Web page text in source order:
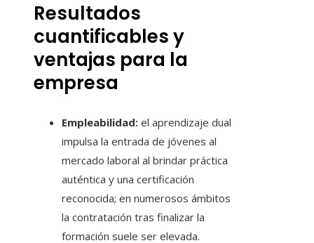
Resultados
cuantificables y
ventajas para la
empresa
Empleabilidad: el aprendizaje dual
impulsa la entrada de jóvenes al
mercado laboral al brindar práctica
auténtica y una certificación
reconocida; en numerosos ámbitos
la contratación tras finalizar la
formación suele ser elevada.